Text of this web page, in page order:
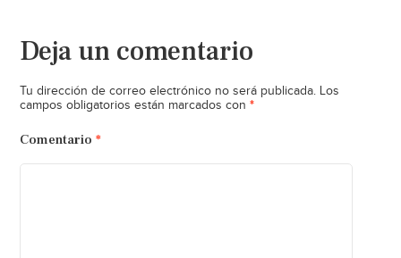
Deja un comentario
Tu dirección de correo electrónico no será publicada. Los
campos obligatorios están marcados con *
Comentario *